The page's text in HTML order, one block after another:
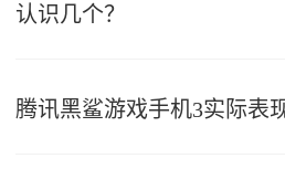
认识几个？
腾讯黑鲨游戏手机3实际表